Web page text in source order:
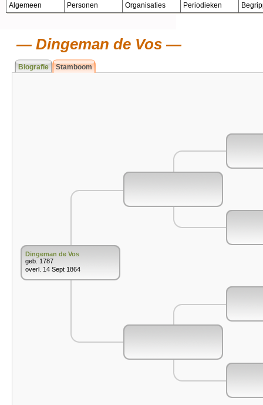
Algemeen Personen Organisaties Periodieken
Dingeman de Vos
Biografie Stamboom
Dingeman de Vos
geb. 1787
overl. 14 Sept 1864